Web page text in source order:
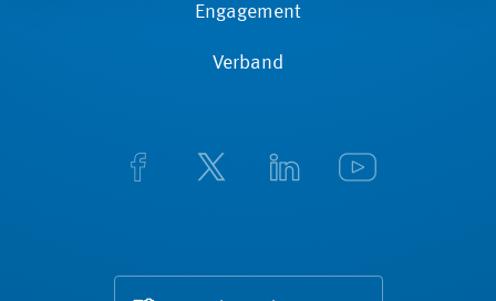
Engagement
Verband